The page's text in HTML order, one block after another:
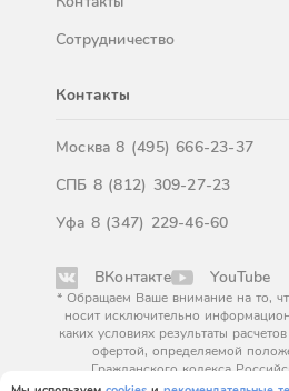
Сотрудничество
Контакты
Москва8 (495) 666-23-37
СПБ 8 (812) 309-27-23
Уфа 8 (347) 229-46-60
ВКонтакте YouTube
* Обращаем Ваше внимание на то,
носит исключительно
каких условиях результаты
офертой, определяемой
Гражданского кодекса
окончательным расчетом